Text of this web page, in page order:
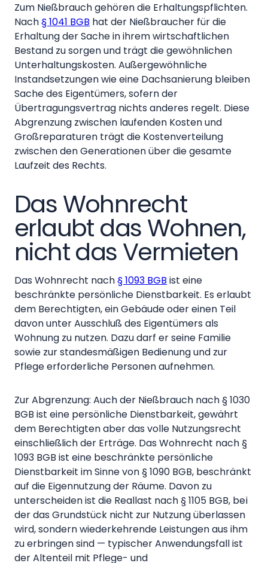
Zum Nießbrauch gehören die Erhaltungspflichten.
Nach§ 1041 BGB hat der Nießbraucher für die
Erhaltung der Sache in ihrem wirtschaftlichen
Bestand zu sorgen und trägt die gewöhnlichen
Unterhaltungskosten. Außergewöhnliche
Instandsetzungen wie eine Dachsanierung bleiben
Sache des Eigentümers, sofern der
Übertragungsvertrag nichts anderes regelt. Diese
Abgrenzung zwischen laufenden Kosten und
Großreparaturen trägt die Kostenverteilung
zwischen den Generationen über die gesamte
Laufzeit des Rechts.
Das Wohnrecht
erlaubt das Wohnen,
nicht das Vermieten
Das Wohnrecht nach§ 1093 BGB ist eine
beschränkte persönliche Dienstbarkeit. Es erlaubt
dem Berechtigten, ein Gebäude oder einen Teil
davon unter Ausschluß des Eigentümers als
Wohnung zu nutzen. Dazu darf er seine Familie
sowie zur standesmäßigen Bedienung und zur
Pflege erforderliche Personen aufnehmen.
Zur Abgrenzung: Auch der Nießbrauch nach § 1030
BGB ist eine persönliche Dienstbarkeit, gewährt
dem Berechtigten aber das volle Nutzungsrecht
einschließlich der Erträge. Das Wohnrecht nach §
1093 BGB ist eine beschränkte persönliche
Dienstbarkeit im Sinne von § 1090 BGB, beschränkt
auf die Eigennutzung der Räume. Davon zu
unterscheiden ist die Reallast nach § 1105 BGB, bei
der das Grundstück nicht zur Nutzung überlassen
wird, sondern wiederkehrende Leistungen aus ihm
zu erbringen sind — typischer Anwendungsfall ist
der Altenteil mit Pflege- und